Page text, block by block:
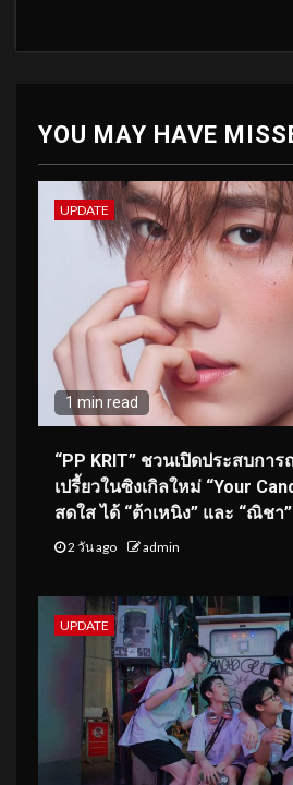
YOU MAY HAVE
UPDATE
1 min read
“PP KRIT” ชวนเปิดประสบก
เปรี้ยวในซิงเกิลใหม่ “Your
สดใส ได้ “ต้าเหนิง” และ “ณิชา
2 วัน ago admin
UPDATE